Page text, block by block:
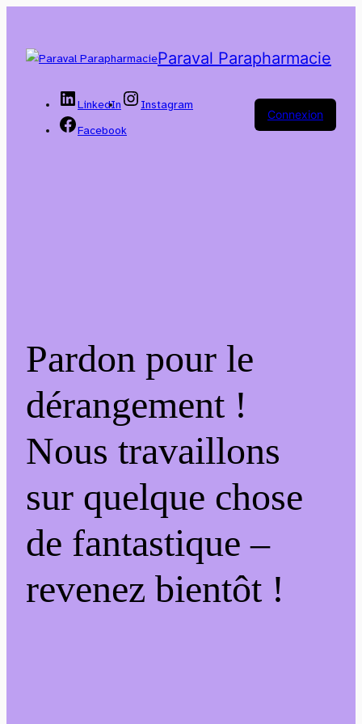
Paraval Parapharmacie
LinkedIn
Instagram
Facebook
Connexion
Pardon pour le
dérangement !
Nous travaillons
sur quelque chose
de fantastique –
revenez bientôt !